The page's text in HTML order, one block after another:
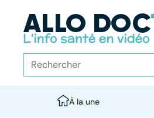
À la une